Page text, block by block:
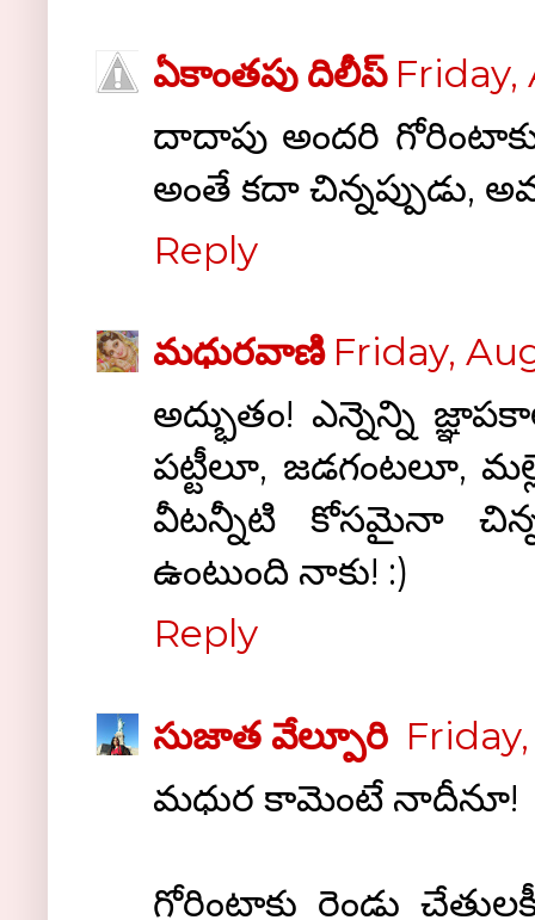
ఏకాంతపు దిలీప్ Friday,
దాదాపు అందరి గోరింటాకు
అంతే కదా చిన్నప్పుడు,
Reply
మధురవాణి Friday,
అద్భుతం! ఎన్నెన్ని
పట్టీలూ, జడగంటలూ,
వీటన్నీటి కోసమైనా
ఉంటుంది నాకు! :)
Reply
సుజాత వేల్పూరి
మధుర కామెంటే నాదీనూ!
గోరింటాకు రెండు